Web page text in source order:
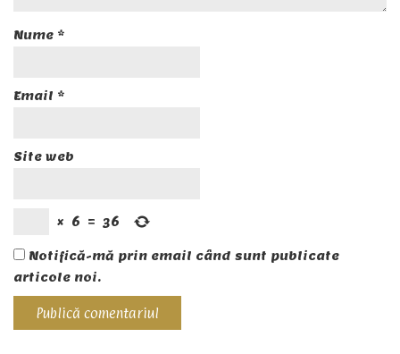
Nume *
Email *
Site web
× 6 = 36
Notifică-mă prin email când sunt publicate
articole noi.